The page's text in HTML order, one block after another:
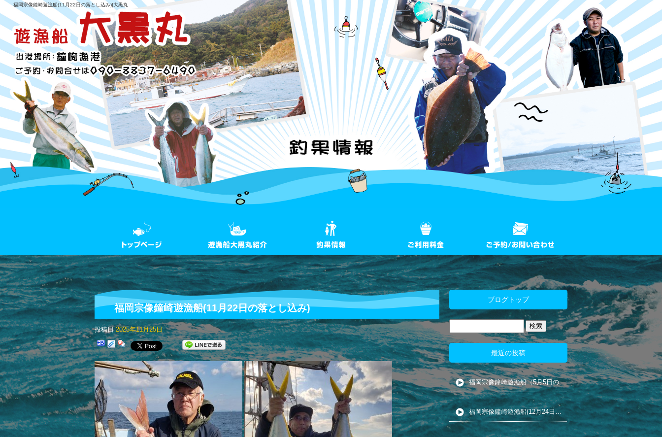
福岡宗像鐘崎遊漁船(11月22日の落とし込み)|大黒丸
福岡宗像鐘崎遊漁船(11月22日の落とし込み)
投稿日 2025年11月25日
ブログトップ
最近の投稿
福岡宗像鐘崎遊漁船（5月5日の夜カ釣り)
福岡宗像鐘崎遊漁船(12月24日の五目釣り)